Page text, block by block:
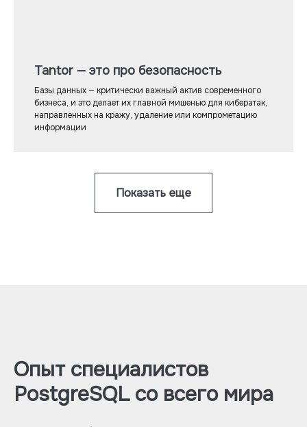
Tantor — это про безопасность
Базы данных — критически важный актив современного
бизнеса, и это делает их главной мишенью для кибератак,
направленных на кражу, удаление или компрометацию
информации
Показать еще
Опыт специалистов
PostgreSQL со всего мира